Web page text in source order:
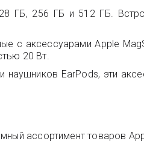
256 ГБ и 512 ГБ.
с аксессуарами Apple
20 Вт.
наушников EarPods, эти
ассортимент товаров